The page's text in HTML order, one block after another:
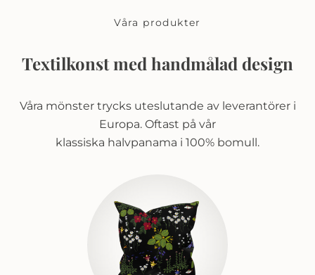
Våra produkter
Textilkonst med handmålad design
Våra mönster trycks uteslutande av leverantörer i
Europa. Oftast på vår
klassiska halvpanama i 100% bomull.